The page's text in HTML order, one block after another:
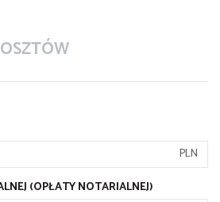
PLN
(OPŁATY NOTARIALNEJ)